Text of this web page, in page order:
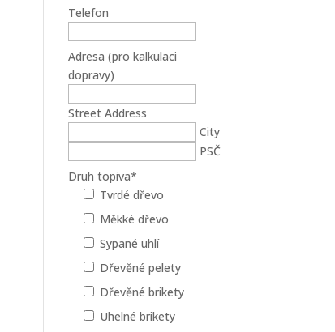
Telefon
Adresa (pro kalkulaci
dopravy)
Street Address
City
PSČ
Druh topiva*
Tvrdé dřevo
Měkké dřevo
Sypané uhlí
Dřevěné pelety
Dřevěné brikety
Uhelné brikety